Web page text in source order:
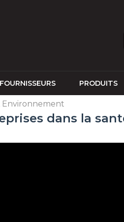
FOURNISSEURS PRODUITS
Environnement
dans la